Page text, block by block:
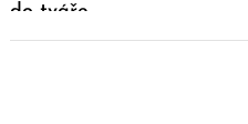
do tváře